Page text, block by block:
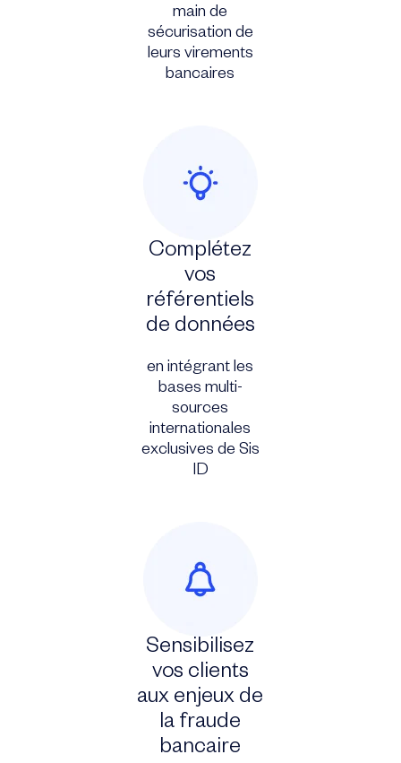
main de
sécurisation de
leurs virements
bancaires
Complétez
vos
référentiels
de données
en intégrant les
bases multi-
sources
internationales
exclusives de Sis
ID
Sensibilisez
vos clients
aux enjeux de
la fraude
bancaire